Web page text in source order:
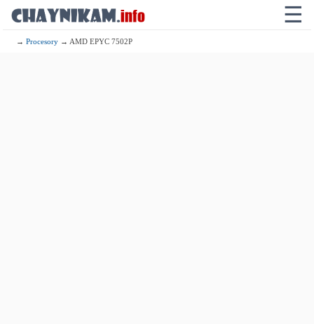
☰
→Procesory → AMD EPYC 7502P